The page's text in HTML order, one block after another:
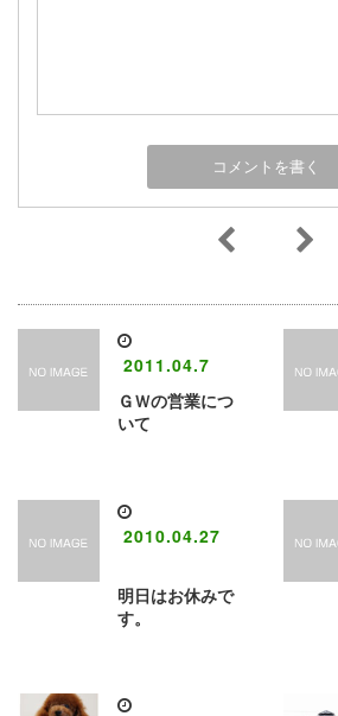
2011.04.7
ＧＷの営業につ
いて
2010.04.27
明日はお休みで
す。